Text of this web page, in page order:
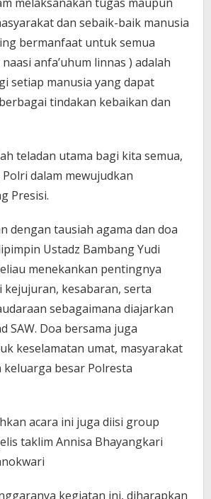
dan sebaik-baik manusia
bermanfaat untuk semua
anfa’uhum linnas ) adalah
setiap manusia yang dapat
tindakan kebaikan dan
teladan utama bagi kita semua,
dalam mewujudkan
Presisi.
dengan tausiah agama dan doa
Ustadz Bambang Yudi
menekankan pentingnya
kejujuran, kesabaran, serta
sebagaimana diajarkan
SAW. Doa bersama juga
keselamatan umat, masyarakat
keluarga besar Polresta
acara ini juga diisi group
taklim Annisa Bhayangkari
kegiatan ini, diharapkan